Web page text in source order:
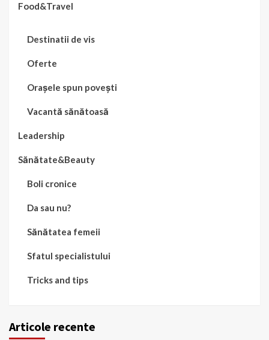
Food&Travel
Destinatii de vis
Oferte
Orașele spun povești
Vacantă sănătoasă
Leadership
Sănătate&Beauty
Boli cronice
Da sau nu?
Sănătatea femeii
Sfatul specialistului
Tricks and tips
Articole recente